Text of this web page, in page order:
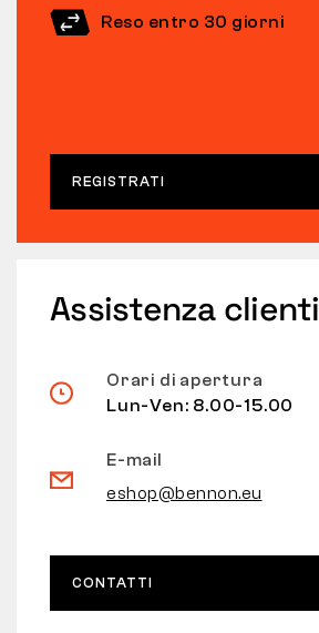
Reso entro 30 giorni
REGISTRATI
Assistenza clienti
Orari di apertura
Lun-Ven: 8.00-15.00
E-mail
eshop@bennon.eu
CONTATTI